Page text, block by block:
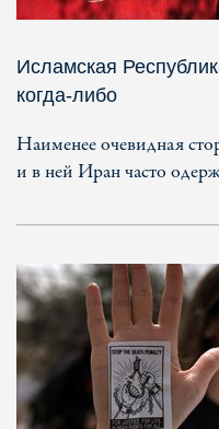
Исламская
когда-либо
Наименее очевидная
и в ней Иран часто